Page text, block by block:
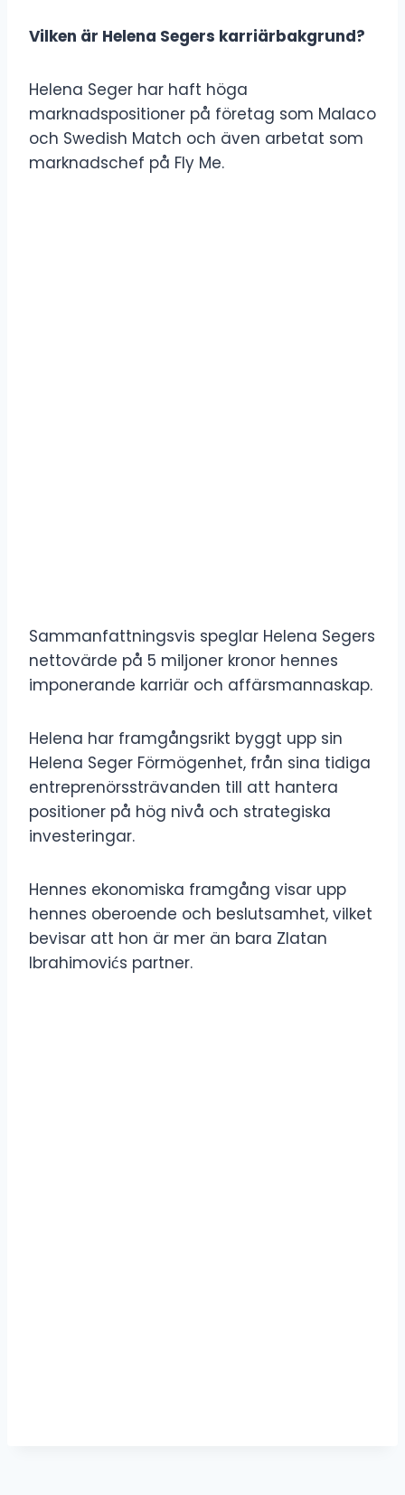
Vilken är Helena Segers karriärbakgrund?
Helena Seger har haft höga
marknadspositioner på företag som Malaco
och Swedish Match och även arbetat som
marknadschef på Fly Me.
Sammanfattningsvis speglar Helena Segers
nettovärde på 5 miljoner kronor hennes
imponerande karriär och affärsmannaskap.
Helena har framgångsrikt byggt upp sin
Helena Seger Förmögenhet, från sina tidiga
entreprenörssträvanden till att hantera
positioner på hög nivå och strategiska
investeringar.
Hennes ekonomiska framgång visar upp
hennes oberoende och beslutsamhet, vilket
bevisar att hon är mer än bara Zlatan
Ibrahimovićs partner.